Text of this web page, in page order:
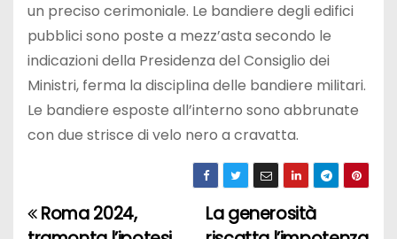
un preciso cerimoniale. Le bandiere degli edifici
pubblici sono poste a mezz’asta secondo le
indicazioni della Presidenza del Consiglio dei
Ministri, ferma la disciplina delle bandiere militari.
Le bandiere esposte all’interno sono abbrunate
con due strisce di velo nero a cravatta.
N
La generosità
Roma 2024,